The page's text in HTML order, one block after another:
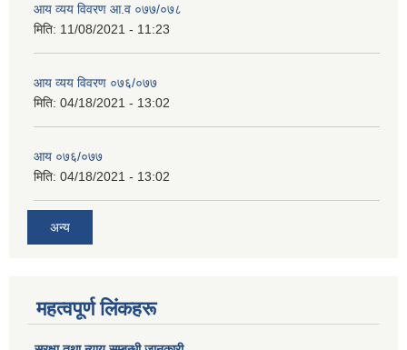
आय व्यय विवरण आ.व ०७७/०७८
मिति: 11/08/2021 - 11:23
आय व्यय विवरण ०७६/०७७
मिति: 04/18/2021 - 13:02
आय ०७६/०७७
मिति: 04/18/2021 - 13:02
अन्य
महत्वपूर्ण लिंकहरू